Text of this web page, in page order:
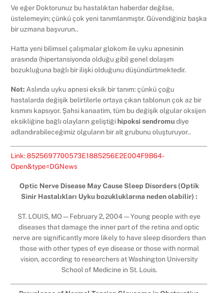
Ve eğer Doktorunuz bu hastalıktan haberdar değilse,
üstelemeyin; çünkü çok yeni tanımlanmıştır. Güvendiğiniz başka
bir uzmana başvurun..
Hatta yeni bilimsel çalışmalar glokom ile uyku apnesinin
arasında (hipertansiyonda olduğu gibi) genel dolaşım
bozukluğuna bağlı bir ilişki olduğunu düşündürtmektedir.
Not: Aslında uyku apnesi eksik bir tanım: çünkü çoğu
hastalarda değişik belirtilerle ortaya çıkan tablonun çok az bir
kısmını kapsıyor. Şahsi kanaatim, tüm bu değişik olgular oksijen
eksikliğine bağlı olayların geliştiği hipoksi sendromudiye
adlandırabileceğimiz olguların bir alt grubunu oluşturuyor..
Link: 8525697700573E1885256E2E004F9B64-
Open&type=DGNews
Optic Nerve Disease May Cause Sleep Disorders (Optik
Sinir Hastalıkları Uyku bozukluklarına neden olabilir) :
ST. LOUIS, MO — February 2, 2004 — Young people with eye
diseases that damage the inner part of the retina and optic
nerve are significantly more likely to have sleep disorders than
those with other types of eye disease or those with normal
vision, according to researchers at Washington University
School of Medicine in St. Louis.